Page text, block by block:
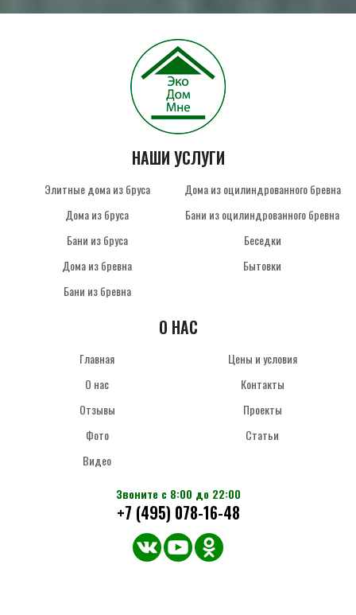
НАШИ УСЛУГИ
Элитные дома из бруса
Дома из бруса
Бани из бруса
Дома из бревна
Бани из бревна
Дома из оцилиндрованного бревна
Бани из оцилиндрованного бревна
Беседки
Бытовки
О НАС
Главная
О нас
Отзывы
Фото
Видео
Цены и условия
Контакты
Проекты
Статьи
Звоните с 8:00 до 22:00
+7 (495) 078-16-48